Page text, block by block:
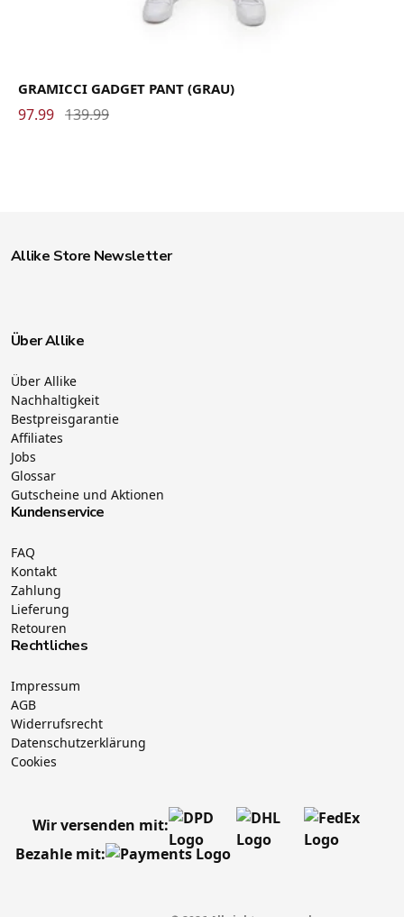
GRAMICCI GADGET PANT (GRAU)
97.99 139.99
Allike Store Newsletter
Über Allike
Über Allike
Nachhaltigkeit
Bestpreisgarantie
Affiliates
Jobs
Glossar
Gutscheine und Aktionen
Kundenservice
FAQ
Kontakt
Zahlung
Lieferung
Retouren
Rechtliches
Impressum
AGB
Widerrufsrecht
Datenschutzerklärung
Cookies
Wir versenden mit:
Bezahle mit: